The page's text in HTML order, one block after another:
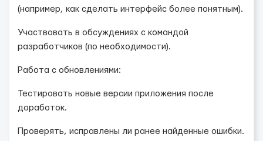
(например, как сделать интерфейс более понятным).
Участвовать в обсуждениях с командой
разработчиков (по необходимости).
Работа с обновлениями:
Тестировать новые версии приложения после
доработок.
Проверять, исправлены ли ранее найденные ошибки.